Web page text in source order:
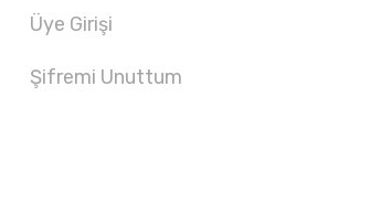
Üye Girişi
Şifremi Unuttum